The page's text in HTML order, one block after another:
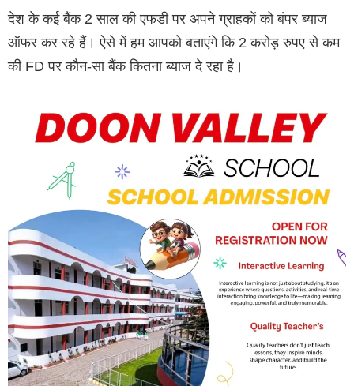
देश के कई बैंक 2 साल की एफडी पर अपने ग्राहकों को बंपर ब्याज
ऑफर कर रहे हैं। ऐसे में हम आपको बताएंगे कि 2 करोड़ रुपए से कम
की FD पर कौन-सा बैंक कितना ब्याज दे रहा है।